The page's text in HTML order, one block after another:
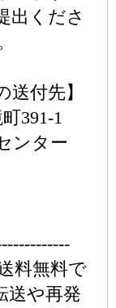
出くださ
送付先】
391-1
ンター
料無料で
送や再発